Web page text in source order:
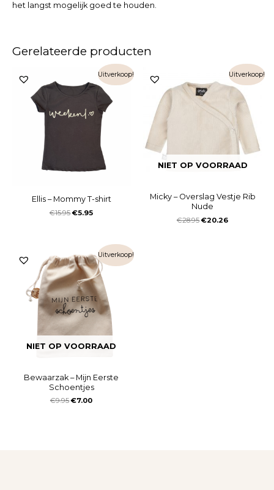
het langst mogelijk goed te houden.
Gerelateerde producten
Uitverkoop!
Ellis – Mommy T-shirt
€15.95 €5.95
Uitverkoop!
NIET OP VOORRAAD
Micky – Overslag Vestje Rib
Nude
€28.95 €20.26
Uitverkoop!
NIET OP VOORRAAD
Bewaarzak – Mijn Eerste
Schoentjes
€9.95 €7.00